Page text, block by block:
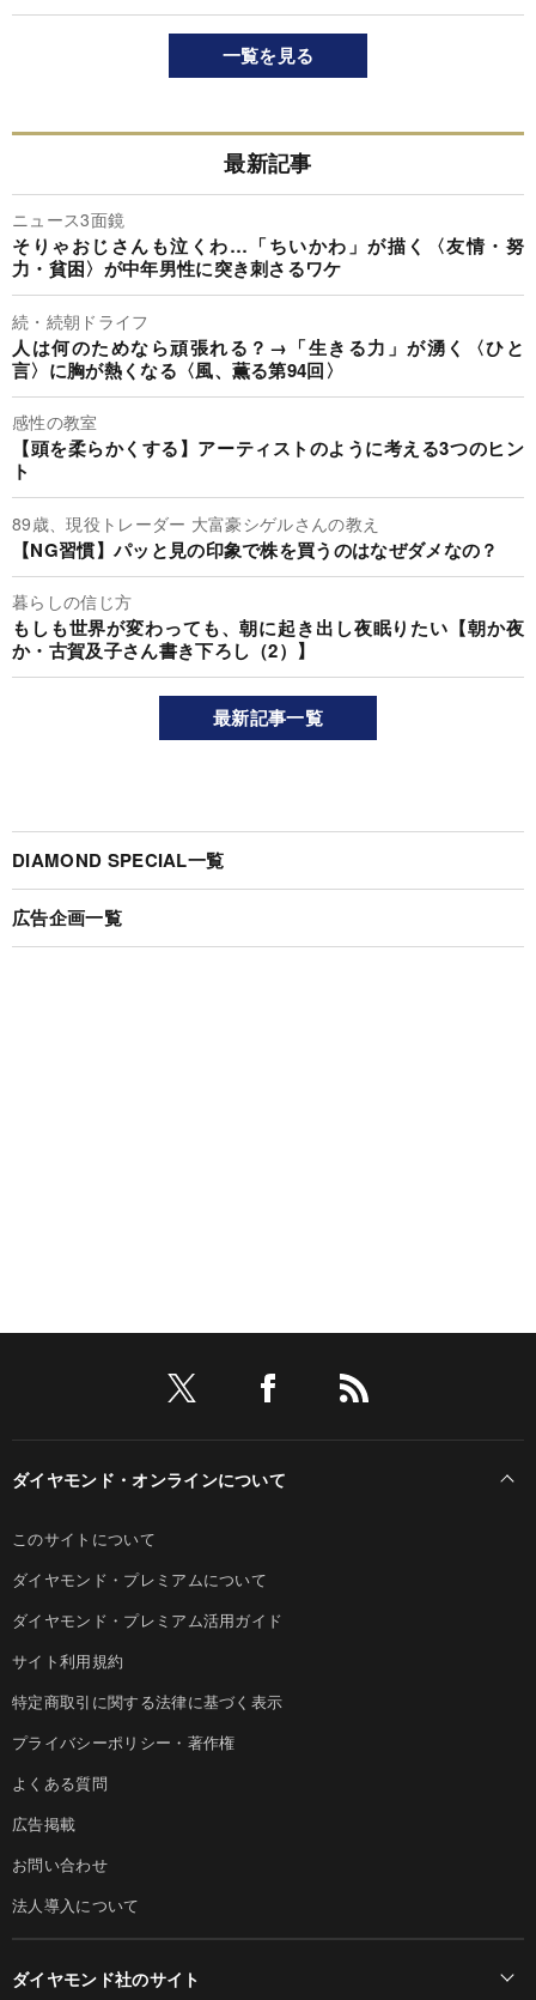
一覧を見る
最新記事
ニュース3面鏡
そりゃおじさんも泣くわ…「ちいかわ」が描く〈友情・努
力・貧困〉が中年男性に突き刺さるワケ
続・続朝ドライフ
人は何のためなら頑張れる？→「生きる力」が湧く〈ひと
言〉に胸が熱くなる〈風、薫る第94回〉
感性の教室
【頭を柔らかくする】アーティストのように考える3つのヒン
ト
89歳、現役トレーダー 大富豪シゲルさんの教え
【NG習慣】パッと見の印象で株を買うのはなぜダメなの？
暮らしの信じ方
もしも世界が変わっても、朝に起き出し夜眠りたい【朝か夜
か・古賀及子さん書き下ろし（2）】
最新記事一覧
DIAMOND SPECIAL一覧
広告企画一覧
ダイヤモンド・オンラインについて
このサイトについて
ダイヤモンド・プレミアムについて
ダイヤモンド・プレミアム活用ガイド
サイト利用規約
特定商取引に関する法律に基づく表示
プライバシーポリシー・著作権
よくある質問
広告掲載
お問い合わせ
法人導入について
ダイヤモンド社のサイト